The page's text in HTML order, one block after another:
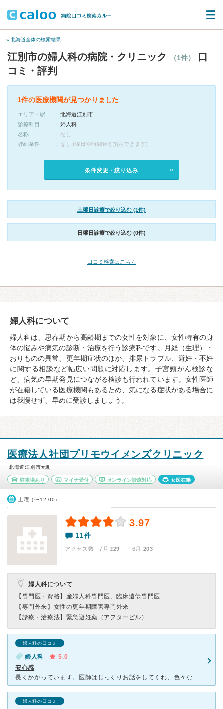
« 北海道全体の検索結果
江別市の婦人科の病院・クリニック （1件）
口
コミ・評判
1件の医療機関が見つかりました
エリア・駅
北海道江別市
診療科目
婦人科
名称
なし
詳細条件
なし (曜日や時間帯を指定できます)
条件変更・絞り込み
土曜日診療で絞り込む (1件)
日曜日診療で絞り込む (0件)
口コミ検索はこちら
婦人科について
婦人科は、思春期から高齢期までの女性を対象に、女性特有の身
体の悩みや病気の診断・治療を行う診療科です。月経（生理）・
おりものの異常、更年期症状のほか、排尿トラブル、避妊・不妊
に関する相談など幅広い問題に対応します。子宮頸がん検診な
ど、病気の早期発見につながる検診も行われています。女性医師
が在籍している医療機関もあるため、気になる症状がある場合に
は我慢せず、早めに受診しましょう。
医療法人社団プリモウイメンズクリニック
北海道江別市元町
駐車場あり マイナ受付 オンライン診療対応 女医在籍
土曜（〜12:00）
3.97
11件
アクセス数 7月:229 | 6月:203
婦人科について
【専門医・資格】 産婦人科専門医、臨床遺伝専門医
【専門外来】 女性の更年期障害専門外来
【診療・治療法】 緊急避妊薬（アフターピル）
婦人科の口コミ
婦人科
5.0
安心感
長くかかっています。医師はじっくりお話をしてくれ、色々な角度から見てくれます。自分でも気付かないことを指摘されお薬の処方と改善、たいへん助かっています。その分待ちは長いですがみなさんたくさんお話をして
婦人科の口コミ